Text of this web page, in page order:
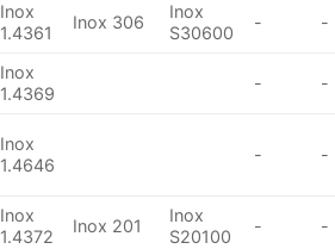
Inox
1.4361
Inox 306
Inox
S30600
- -
Inox
1.4369
- -
Inox
1.4646
- -
Inox
1.4372
Inox 201
Inox
S20100
- -